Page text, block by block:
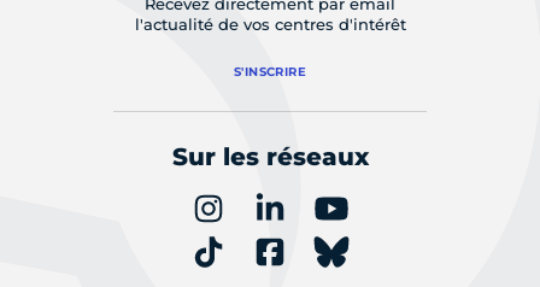
l'actualité de vos centres d'intérêt
S'INSCRIRE
Sur les réseaux